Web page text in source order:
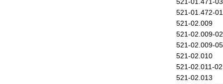
521-01.472-01
521-02.009
521-02.009-02
521-02.009-05
521-02.010
521-02.011-02
521-02.013